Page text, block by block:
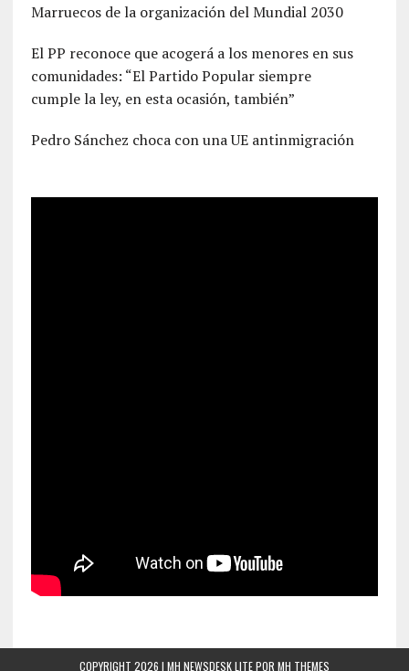
Marruecos de la organización del Mundial 2030
El PP reconoce que acogerá a los menores en sus
comunidades: “El Partido Popular siempre
cumple la ley, en esta ocasión, también”
Pedro Sánchez choca con una UE antinmigración
COPYRIGHT 2026 | MH NEWSDESK LITE POR MH THEMES